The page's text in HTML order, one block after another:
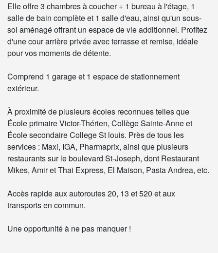
Elle offre 3 chambres à coucher + 1 bureau à l'étage, 1
salle de bain complète et 1 salle d'eau, ainsi qu'un sous-
sol aménagé offrant un espace de vie additionnel. Profitez
d'une cour arrière privée avec terrasse et remise, idéale
pour vos moments de détente.
Comprend 1 garage et 1 espace de stationnement
extérieur.
À proximité de plusieurs écoles reconnues telles que
École primaire Victor-Thérien, Collège Sainte-Anne et
École secondaire College St louis. Près de tous les
services : Maxi, IGA, Pharmaprix, ainsi que plusieurs
restaurants sur le boulevard St-Joseph, dont Restaurant
Mikes, Amir et Thai Express, El Maison, Pasta Andrea, etc.
Accès rapide aux autoroutes 20, 13 et 520 et aux
transports en commun.
Une opportunité à ne pas manquer !